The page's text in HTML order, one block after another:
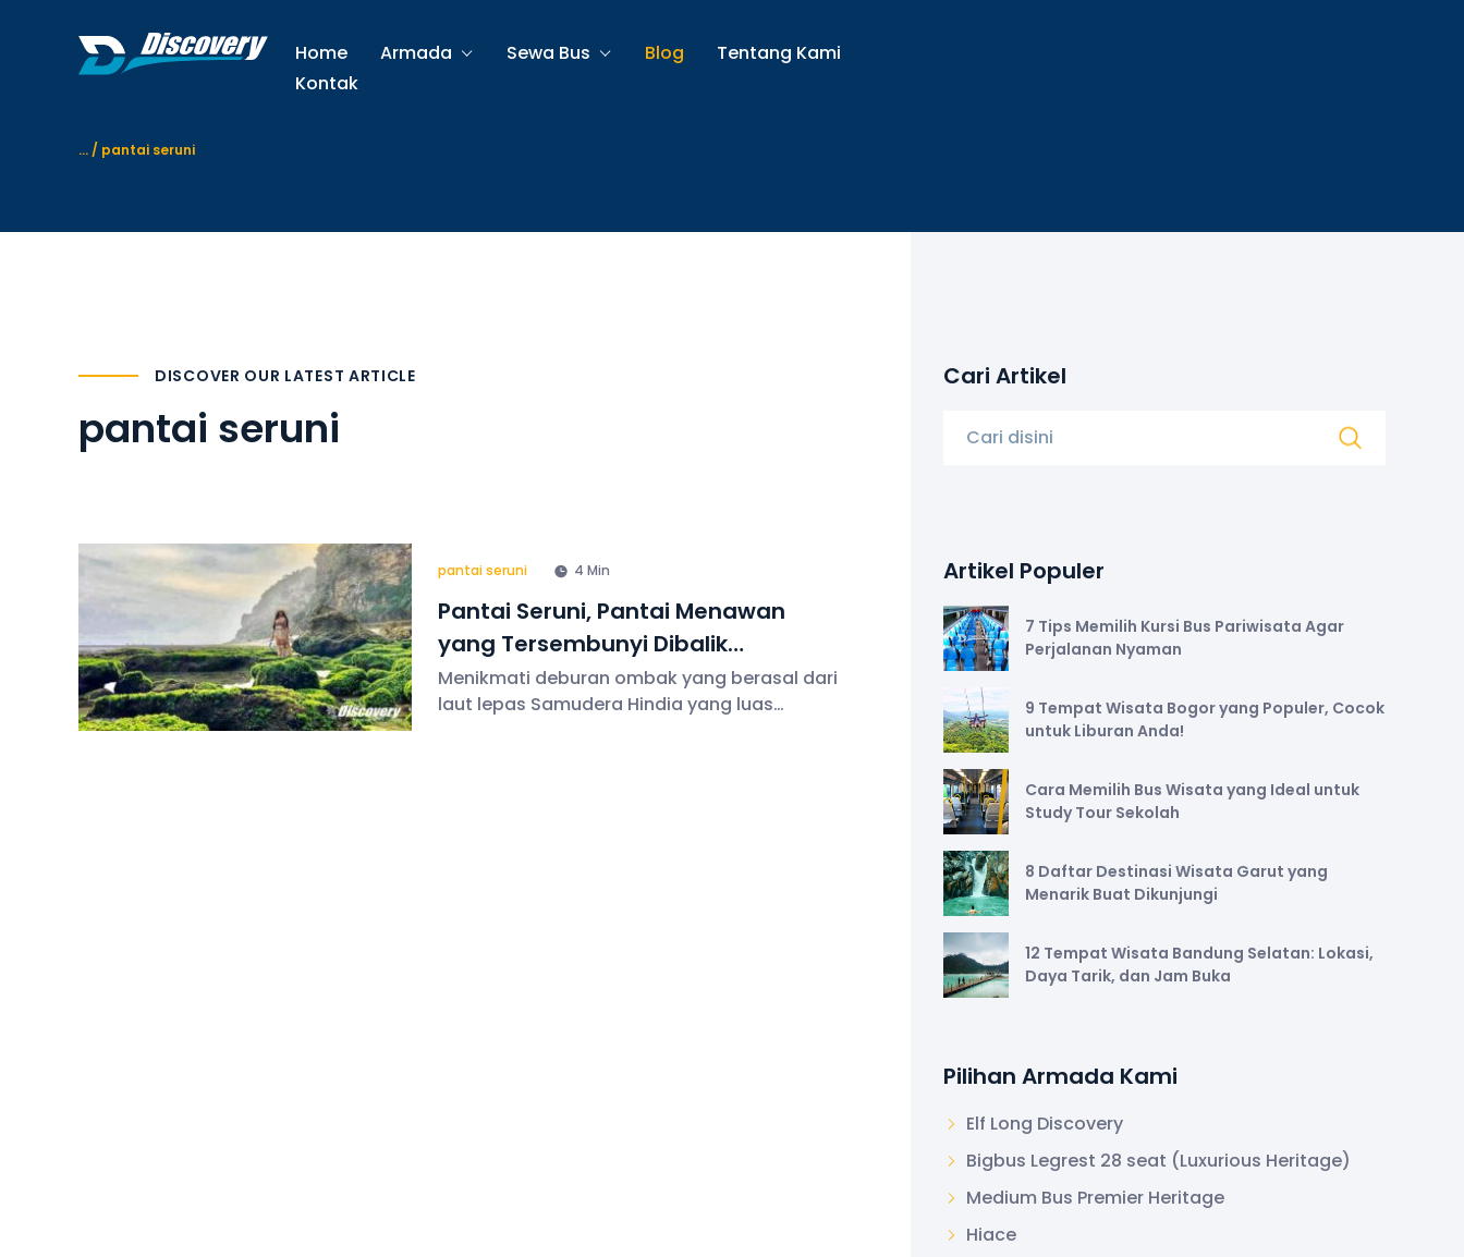
Home Armada Sewa Bus Blog
Tentang Kami
Kontak
... / pantai seruni
DISCOVER OUR LATEST ARTICLE
pantai seruni
pantai seruni 4 Min
Pantai Seruni, Pantai Menawan
yang Tersembunyi Dibalik
Perbukitan Karst
Menikmati deburan ombak yang berasal dari
laut lepas Samudera Hindia yang luas
Cari Artikel
Artikel Populer
7 Tips Memilih Kursi Bus Pariwisata Agar
Perjalanan Nyaman
9 Tempat Wisata Bogor yang Populer, Cocok
untuk Liburan Anda!
Cara Memilih Bus Wisata yang Ideal untuk
Study Tour Sekolah
8 Daftar Destinasi Wisata Garut yang
Menarik Buat Dikunjungi
12 Tempat Wisata Bandung Selatan: Lokasi,
Daya Tarik, dan Jam Buka
Pilihan Armada Kami
Elf Long Discovery
Bigbus Legrest 28 seat (Luxurious Heritage)
Medium Bus Premier Heritage
Hiace